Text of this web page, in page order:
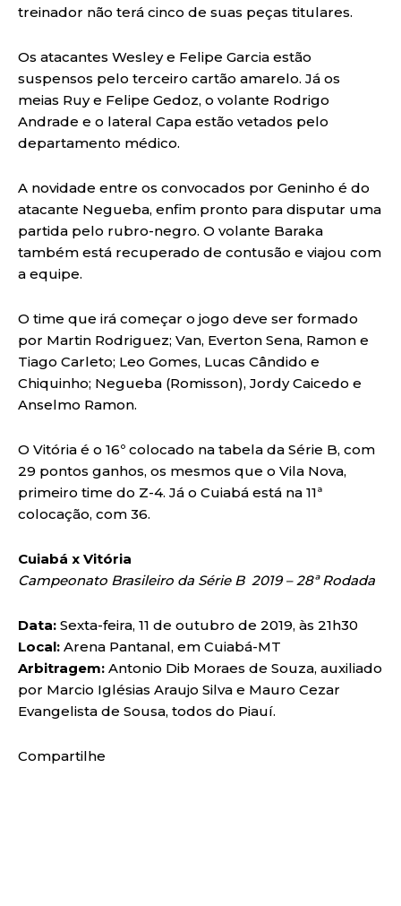
treinador não terá cinco de suas peças titulares.
Os atacantes Wesley e Felipe Garcia estão
suspensos pelo terceiro cartão amarelo. Já os
meias Ruy e Felipe Gedoz, o volante Rodrigo
Andrade e o lateral Capa estão vetados pelo
departamento médico.
A novidade entre os convocados por Geninho é do
atacante Negueba, enfim pronto para disputar uma
partida pelo rubro-negro. O volante Baraka
também está recuperado de contusão e viajou com
a equipe.
O time que irá começar o jogo deve ser formado
por Martin Rodriguez; Van, Everton Sena, Ramon e
Tiago Carleto; Leo Gomes, Lucas Cândido e
Chiquinho; Negueba (Romisson), Jordy Caicedo e
Anselmo Ramon.
O Vitória é o 16º colocado na tabela da Série B, com
29 pontos ganhos, os mesmos que o Vila Nova,
primeiro time do Z-4. Já o Cuiabá está na 11ª
colocação, com 36.
Cuiabá x Vitória
Campeonato Brasileiro da Série B 2019 – 28ª Rodada
Data: Sexta-feira, 11 de outubro de 2019, às 21h30
Local: Arena Pantanal, em Cuiabá-MT
Arbitragem: Antonio Dib Moraes de Souza, auxiliado
por Marcio Iglésias Araujo Silva e Mauro Cezar
Evangelista de Sousa, todos do Piauí.
Compartilhe